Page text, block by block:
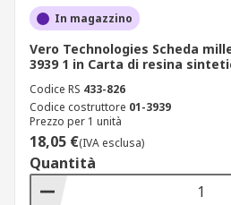
In magazzino
Vero Technologies Scheda
3939 1 in Carta di resina
Codice RS 433-826
Codice costruttore 01-3939
Prezzo per 1 unità
18,05 €(IVA esclusa)
Quantità